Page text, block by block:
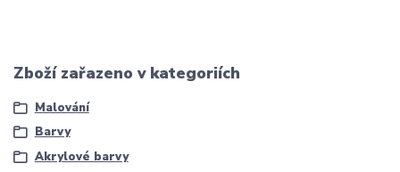
Zboží zařazeno v kategoriích
Malování
Barvy
Akrylové barvy